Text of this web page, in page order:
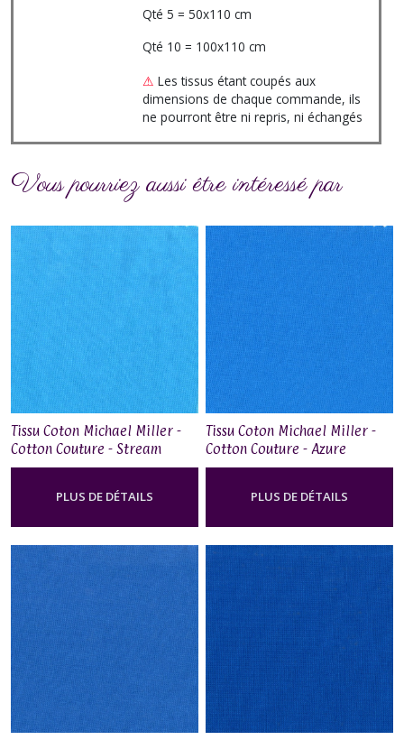
Qté 5 = 50x110 cm
Qté 10 = 100x110 cm
⚠ Les tissus étant coupés aux
dimensions de chaque commande, ils
ne pourront être ni repris, ni échangés
Vous pourriez aussi être intéressé par
Tissu Coton Michael Miller -
Cotton Couture - Stream
PLUS DE DÉTAILS
Tissu Coton Michael Miller -
Cotton Couture - Azure
PLUS DE DÉTAILS